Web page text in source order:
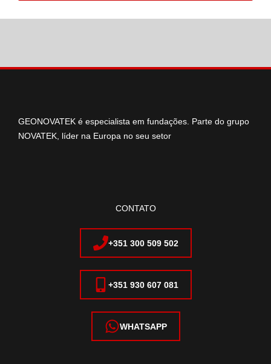
GEONOVATEK é especialista em fundações. Parte do grupo
NOVATEK, líder na Europa no seu setor
CONTATO
+351 300 509 502
+351 930 607 081
WHATSAPP